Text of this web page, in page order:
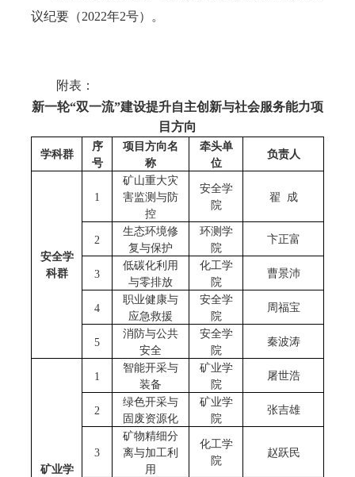
议纪要（2022年2号）。
附表：
新一轮“双一流”建设提升自主创新与社会服务能力项
目方向
学科群
序
号
项目方向名
称
牵头单
位
负责人
安全学
科群
1
矿山重大灾
害监测与防
控
安全学
院
翟 成
2
生态环境修
复与保护
环测学
院
卞正富
3
低碳化利用
与零排放
化工学
院
曹景沛
4
职业健康与
应急救援
安全学
院
周福宝
5
消防与公共
安全
安全学
院
秦波涛
矿业学
1
智能开采与
装备
矿业学
院
屠世浩
2
绿色开采与
固废资源化
矿业学
院
张吉雄
3
矿物精细分
离与加工利
用
化工学
院
赵跃民